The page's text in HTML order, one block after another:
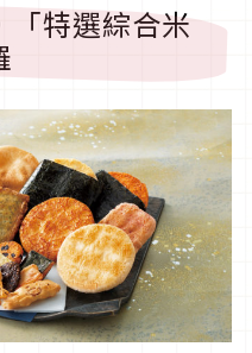
「特選綜合米